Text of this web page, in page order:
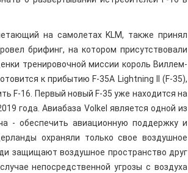
на самолетах KLM, также принял
брифинг, на котором присутствовали
тренировочной миссии король Виллем-
к прибытию F-35A Lightning II (F-35),
F-16. Первый новый F-35 уже находится на
года. Авиабаза Volkel является одной из
- обеспечить авиационную поддержку и
охраняли только свое воздушное
защищают воздушное пространство друг
непосредственной угрозы с воздуха